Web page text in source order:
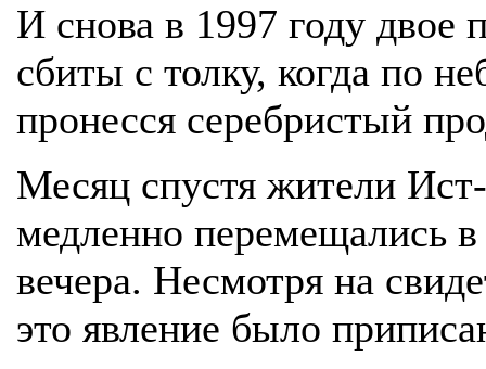
И снова в 1997 году двое
сбиты с толку, когда по
пронесся серебристый
Месяц спустя жители
медленно перемещались в
вечера. Несмотря на
это явление было